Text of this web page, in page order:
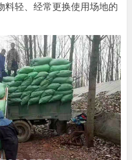
料轻、经常更换使用场地的